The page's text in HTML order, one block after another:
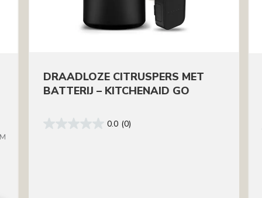
DRAADLOZE CITRUSPERS MET
BATTERIJ – KITCHENAID GO
0.0 (0)